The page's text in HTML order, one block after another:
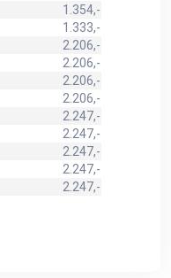
1.354,-
1.333,-
2.206,-
2.206,-
2.206,-
2.206,-
2.247,-
2.247,-
2.247,-
2.247,-
2.247,-